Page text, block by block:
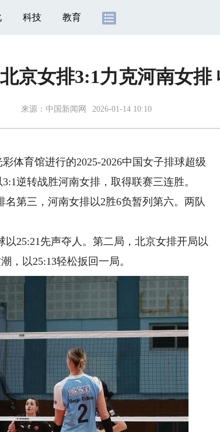
科技 教育
京女排3:1力克河南女排
来源： 中国新闻网 2026-01-14 10:10
育馆进行的2025-2026中国女子排球超级
逆转战胜河南女排，取得联赛三连胜。
第三，河南女排以2胜6负暂列第六。两队
25:21先声夺人。第二局，北京女排开局以
，以25:13轻松扳回一局。